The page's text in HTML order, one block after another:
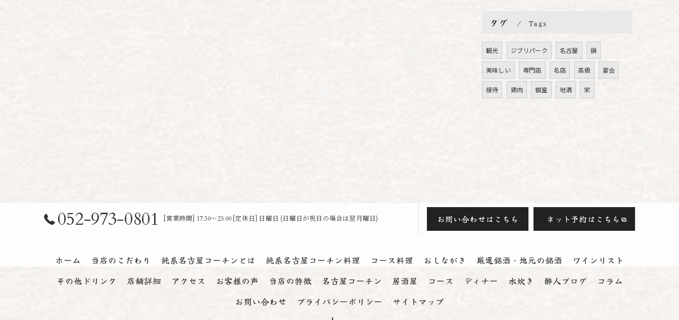
タグ Tags
観光 ジブリパーク 名古屋 鍋
美味しい 専門店 名店 高級 宴会
接待 鶏肉 個室 地酒 栄
052-973-0801 [営業時間] 17:30～23:00 [定休日] 日曜日 (日曜日が祝日の場合は翌月曜日) お問い合わせはこちら ネット予約はこちら
ホーム 当店のこだわり 純系名古屋コーチンとは 純系名古屋コーチン料理 コース料理 おしながき 厳選銘酒・地元の銘酒
ワインリスト
その他ドリンク
店舗詳細 アクセス お客様の声 当店の特徴 名古屋コーチン 居酒屋 コース ディナー 水炊き 酔人ブログ
コラム
お問い合わせ
プライバシーポリシー サイトマップ